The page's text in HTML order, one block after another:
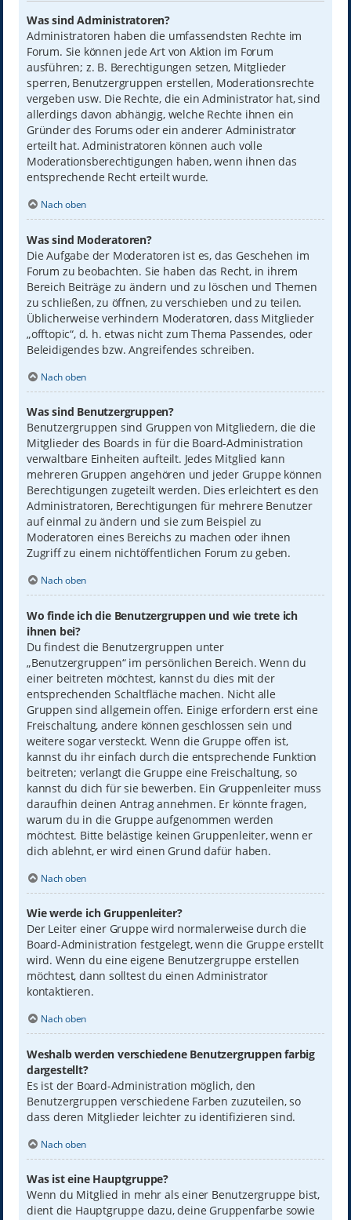
Was sind Administratoren?
Administratoren haben die umfassendsten Rechte im
Forum. Sie können jede Art von Aktion im Forum
ausführen; z. B. Berechtigungen setzen, Mitglieder
sperren, Benutzergruppen erstellen, Moderationsrechte
vergeben usw. Die Rechte, die ein Administrator hat, sind
allerdings davon abhängig, welche Rechte ihnen ein
Gründer des Forums oder ein anderer Administrator
erteilt hat. Administratoren können auch volle
Moderationsberechtigungen haben, wenn ihnen das
entsprechende Recht erteilt wurde.
Nach oben
Was sind Moderatoren?
Die Aufgabe der Moderatoren ist es, das Geschehen im
Forum zu beobachten. Sie haben das Recht, in ihrem
Bereich Beiträge zu ändern und zu löschen und Themen
zu schließen, zu öffnen, zu verschieben und zu teilen.
Üblicherweise verhindern Moderatoren, dass Mitglieder
„offtopic“, d. h. etwas nicht zum Thema Passendes, oder
Beleidigendes bzw. Angreifendes schreiben.
Nach oben
Was sind Benutzergruppen?
Benutzergruppen sind Gruppen von Mitgliedern, die die
Mitglieder des Boards in für die Board-Administration
verwaltbare Einheiten aufteilt. Jedes Mitglied kann
mehreren Gruppen angehören und jeder Gruppe können
Berechtigungen zugeteilt werden. Dies erleichtert es den
Administratoren, Berechtigungen für mehrere Benutzer
auf einmal zu ändern und sie zum Beispiel zu
Moderatoren eines Bereichs zu machen oder ihnen
Zugriff zu einem nichtöffentlichen Forum zu geben.
Nach oben
Wo finde ich die Benutzergruppen und wie trete ich
ihnen bei?
Du findest die Benutzergruppen unter
„Benutzergruppen“ im persönlichen Bereich. Wenn du
einer beitreten möchtest, kannst du dies mit der
entsprechenden Schaltfläche machen. Nicht alle
Gruppen sind allgemein offen. Einige erfordern erst eine
Freischaltung, andere können geschlossen sein und
weitere sogar versteckt. Wenn die Gruppe offen ist,
kannst du ihr einfach durch die entsprechende Funktion
beitreten; verlangt die Gruppe eine Freischaltung, so
kannst du dich für sie bewerben. Ein Gruppenleiter muss
daraufhin deinen Antrag annehmen. Er könnte fragen,
warum du in die Gruppe aufgenommen werden
möchtest. Bitte belästige keinen Gruppenleiter, wenn er
dich ablehnt, er wird einen Grund dafür haben.
Nach oben
Wie werde ich Gruppenleiter?
Der Leiter einer Gruppe wird normalerweise durch die
Board-Administration festgelegt, wenn die Gruppe erstellt
wird. Wenn du eine eigene Benutzergruppe erstellen
möchtest, dann solltest du einen Administrator
kontaktieren.
Nach oben
Weshalb werden verschiedene Benutzergruppen farbig
dargestellt?
Es ist der Board-Administration möglich, den
Benutzergruppen verschiedene Farben zuzuteilen, so
dass deren Mitglieder leichter zu identifizieren sind.
Nach oben
Was ist eine Hauptgruppe?
Wenn du Mitglied in mehr als einer Benutzergruppe bist,
dient die Hauptgruppe dazu, deine Gruppenfarbe sowie